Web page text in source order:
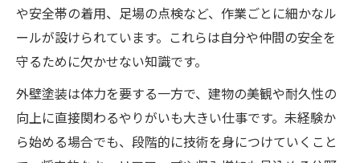
や安全帯の着用、足場の点検など、作業ごとに細かなル
ールが設けられています。これらは自分や仲間の安全を
守るために欠かせない知識です。
外壁塗装は体力を要する一方で、建物の美観や耐久性の
向上に直接関わるやりがいも大きい仕事です。未経験か
ら始める場合でも、段階的に技術を身につけていくこと